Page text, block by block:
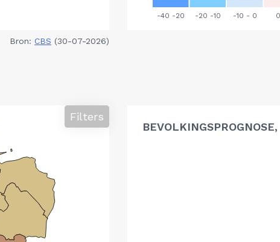
Bron: CBS (30-07-2026)
Filters